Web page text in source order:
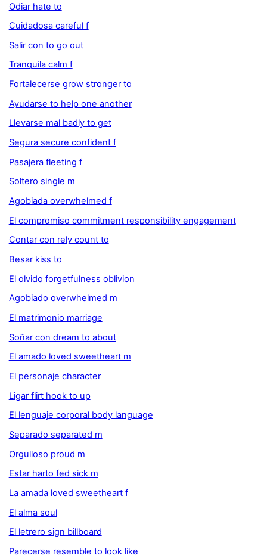
Odiar hate to
Cuidadosa careful f
Salir con to go out
Tranquila calm f
Fortalecerse grow stronger to
Ayudarse to help one another
Llevarse mal badly to get
Segura secure confident f
Pasajera fleeting f
Soltero single m
Agobiada overwhelmed f
El compromiso commitment responsibility engagement
Contar con rely count to
Besar kiss to
El olvido forgetfulness oblivion
Agobiado overwhelmed m
El matrimonio marriage
Soñar con dream to about
El amado loved sweetheart m
El personaje character
Ligar flirt hook to up
El lenguaje corporal body language
Separado separated m
Orgulloso proud m
Estar harto fed sick m
La amada loved sweetheart f
El alma soul
El letrero sign billboard
Parecerse resemble to look like